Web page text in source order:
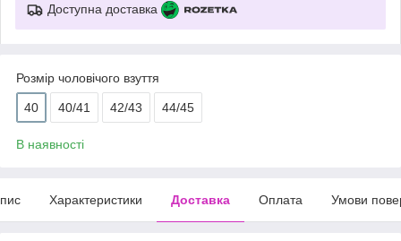
Доступна доставка
Розмір чоловічого взуття
40 40/41 42/43 44/45
В наявності
Характеристики Доставка Оплата Умови